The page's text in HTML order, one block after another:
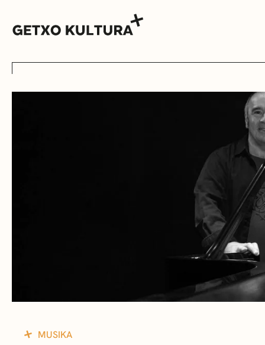
MUXIKEBARRI
KONTAKTUA
MUSIKA